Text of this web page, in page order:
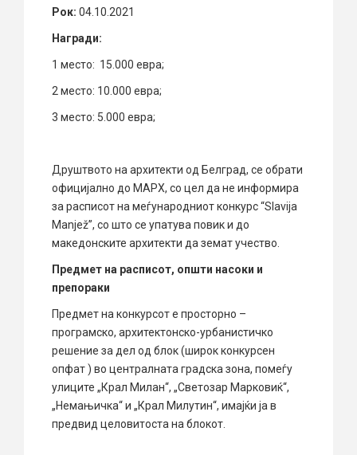
Рок: 04.10.2021
Награди:
1 место: 15.000 евра;
2 место: 10.000 евра;
3 место: 5.000 евра;
Друштвото на архитекти од Белград, се обрати
официјално до МАРХ, со цел да не информира
за расписот на меѓународниот конкурс “Slavija
Manjež”, со што се упатува повик и до
македонските архитекти да земат учество.
Предмет на расписот, општи насоки и
препораки
Предмет на конкурсот е просторно –
програмско, архитектонско-урбанистичко
решение за дел од блок (широк конкурсен
опфат ) во централната градска зона, помеѓу
улиците „Крал Милан“, „Светозар Марковиќ“,
„Немањичка“ и „Крал Милутин“, имајќи ја в
предвид целовитоста на блокот.